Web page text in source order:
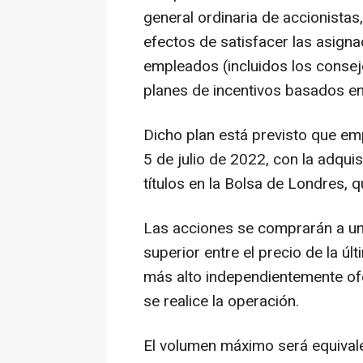
general ordinaria de
efectos de satisfacer las
empleados (incluidos los
planes de incentivos basados
Dicho plan está previsto que
5 de julio de 2022, con la
títulos en la Bolsa de Londres,
Las acciones se comprarán a
superior entre el precio de la
más alto independientemente
se realice la operación.
El volumen máximo será